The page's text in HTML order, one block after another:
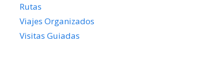
Rutas
Viajes Organizados
Visitas Guiadas